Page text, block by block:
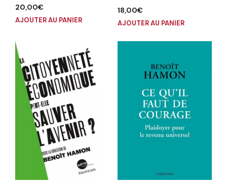
20,00€
AJOUTER AU PANIER
18,00€
AJOUTER AU PANIER